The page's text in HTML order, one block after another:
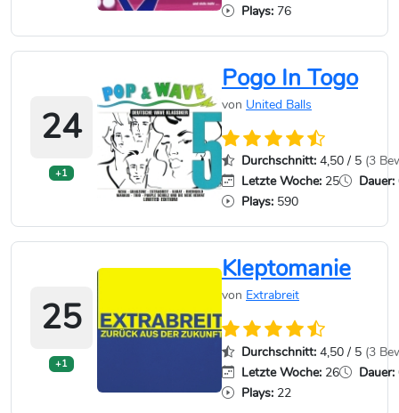
Plays: 76
24
+1
Pogo In Togo
von United Balls
Durchschnitt: 4,50 / 5 (3
Letzte Woche: 25 Dauer:
Plays: 590
25
+1
Kleptomanie
von Extrabreit
Durchschnitt: 4,50 / 5 (3
Letzte Woche: 26 Dauer:
Plays: 22